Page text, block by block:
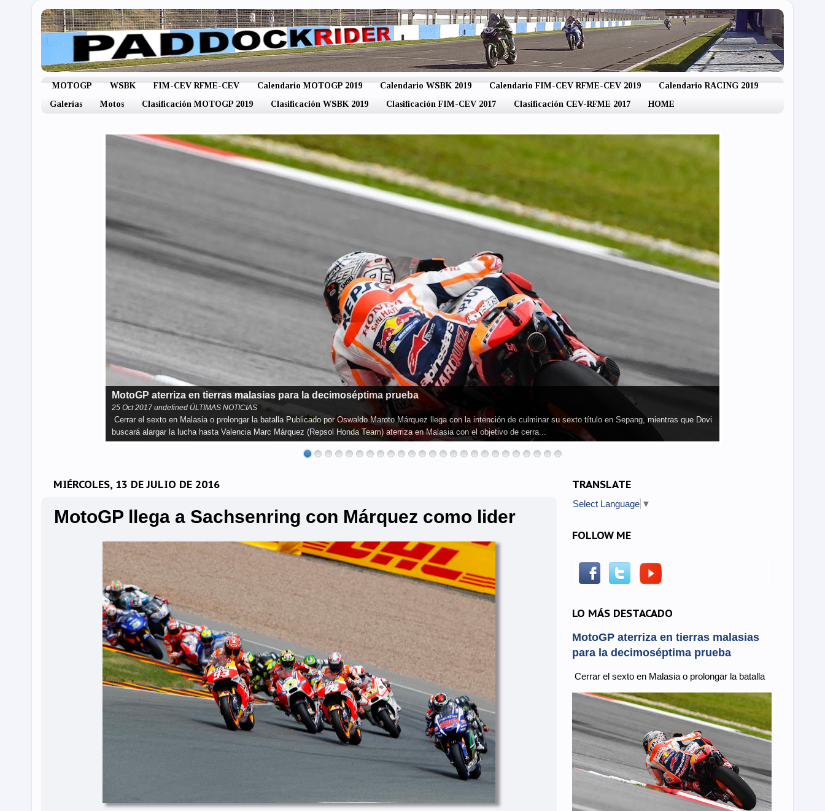
MOTOGP WSBK FIM-CEV RFME-CEV Calendario MOTOGP 2019 Calendario WSBK 2019 Calendario FIM-CEV RFME-CEV 2019
Calendario RACING 2019
Galerías
Motos Clasificación MOTOGP 2019 Clasificación WSBK 2019 Clasificación FIM-CEV 2017 Clasificación CEV-RFME 2017 HOME
El WSBK llega a Magny-Cours
27 Sep 2017 undefined ÚLTIMAS NOTICIAS
El circuito de Nevers Magny-Cours es el escenario del Round 11 de World Superbike Publicado por Oswaldo Maroto Jonathan Rea (Kawasaki Racing Team) podría
levantar el título mundial por tercera temporada consecutiva, una hazaña que nunca se ha alcanzado en el Campeonato del Mund...
MIÉRCOLES, 13 DE JULIO DE 2016
MotoGP llega a Sachsenring con Márquez como lider
TRANSLATE
Select Language ▼
FOLLOW ME
LO MÁS DESTACADO
MotoGP aterriza en tierras malasias
para la decimoséptima prueba
Cerrar el sexto en Malasia o prolongar la batalla